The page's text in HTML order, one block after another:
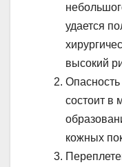
удается
высокий
Опасность
состоит в
кожных